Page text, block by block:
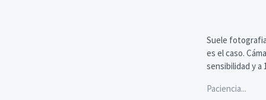
Suele
es el caso.
sensibilidad y a
Paciencia...